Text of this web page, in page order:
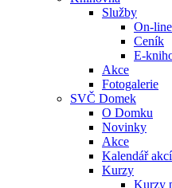
Služby
On-
Ceník
E-
Akce
Fotogalerie
SVČ Domek
O Domku
Novinky
Akce
Kalendář akcí
Kurzy
Kurzy